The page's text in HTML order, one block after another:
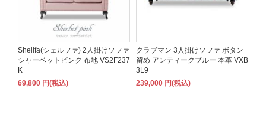
Shellfa(シェルファ) 2人掛けソファ
シャーベットピンク 布地 VS2F237
K
69,800 円(税込)
クラブマン 3人掛けソファ ボタン
留め アンティークブルー 本革 VXB
3L9
239,000 円(税込)